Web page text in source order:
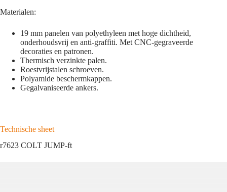
Materialen:
19 mm panelen van polyethyleen met hoge dichtheid,
onderhoudsvrij en anti-graffiti. Met CNC-gegraveerde
decoraties en patronen.
Thermisch verzinkte palen.
Roestvrijstalen schroeven.
Polyamide beschermkappen.
Gegalvaniseerde ankers.
Technische sheet
r7623 COLT JUMP-ft